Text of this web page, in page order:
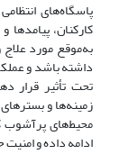
پاسگاه‌های
کارکنان،
به‌موقع مورد علاج
داشته باشد و
تحت تأثیر قرار
زمینه‌ها و
محیط‌های پرآشوب
ادامه داده و